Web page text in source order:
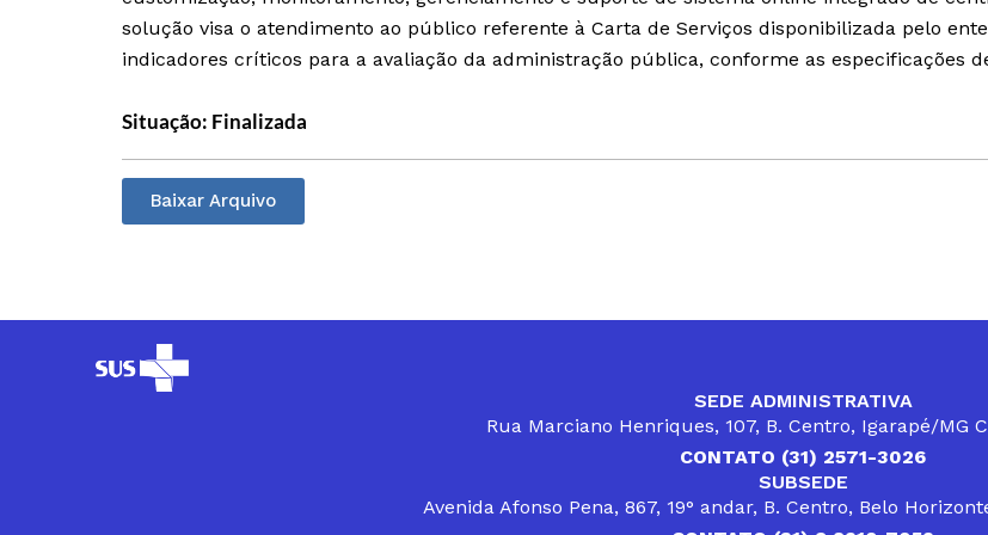
solução visa o atendimento ao público referente à Carta de Serviços disponibilizada pelo
indicadores críticos para a avaliação da administração pública, conforme as especificações
Situação: Finalizada
Baixar Arquivo
SEDE ADMINISTRATIVA
Rua Marciano Henriques, 107, B. Centro, Igarapé/MG
CONTATO (31) 2571-3026
SUBSEDE
Avenida Afonso Pena, 867, 19° andar, B. Centro, Belo